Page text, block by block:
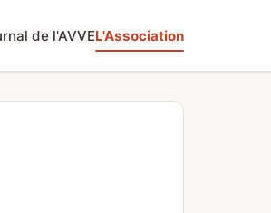
de l'AVVEL'Association